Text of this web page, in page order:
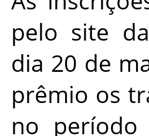
pelo site
dia 20 de
prêmio os
no